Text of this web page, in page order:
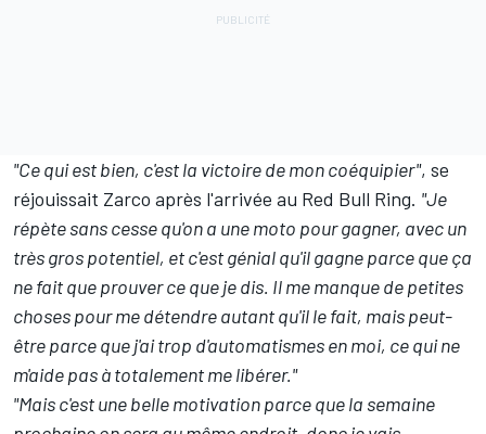
"Ce qui est bien, c'est la victoire de mon coéquipier", se
réjouissait Zarco après l'arrivée au Red Bull Ring. "Je
répète sans cesse qu'on a une moto pour gagner, avec un
très gros potentiel, et c'est génial qu'il gagne parce que ça
ne fait que prouver ce que je dis. Il me manque de petites
choses pour me détendre autant qu'il le fait, mais peut-
être parce que j'ai trop d'automatismes en moi, ce qui ne
m'aide pas à totalement me libérer."
"Mais c'est une belle motivation parce que la semaine